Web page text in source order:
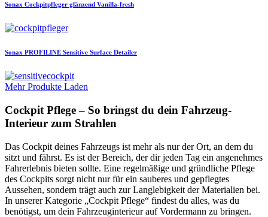
Sonax Cockpitpfleger glänzend Vanilla-fresh
Sonax PROFILINE Sensitive Surface Detailer
Mehr Produkte Laden
Cockpit Pflege – So bringst du dein Fahrzeug-
Interieur zum Strahlen
Das Cockpit deines Fahrzeugs ist mehr als nur der Ort, an dem du
sitzt und fährst. Es ist der Bereich, der dir jeden Tag ein angenehmes
Fahrerlebnis bieten sollte. Eine regelmäßige und gründliche Pflege
des Cockpits sorgt nicht nur für ein sauberes und gepflegtes
Aussehen, sondern trägt auch zur Langlebigkeit der Materialien bei.
In unserer Kategorie „Cockpit Pflege“ findest du alles, was du
benötigst, um dein Fahrzeuginterieur auf Vordermann zu bringen.